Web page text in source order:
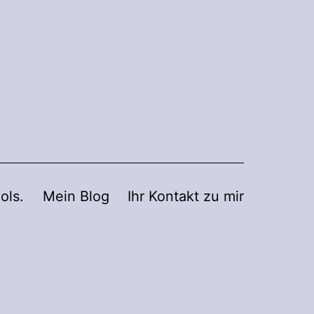
Mein Blog Ihr Kontakt zu mir